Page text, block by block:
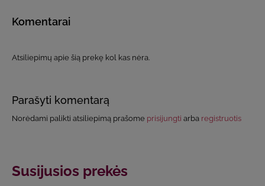
Komentarai
Atsiliepimų apie šią prekę kol kas nėra.
Parašyti komentarą
Norėdami palikti atsiliepimą prašome prisijungti arba registruotis
Susijusios prekės